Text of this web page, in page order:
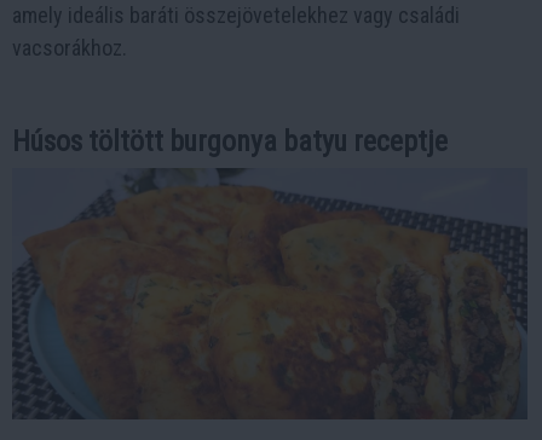
amely ideális baráti összejövetelekhez vagy családi
vacsorákhoz.
Húsos töltött burgonya batyu receptje